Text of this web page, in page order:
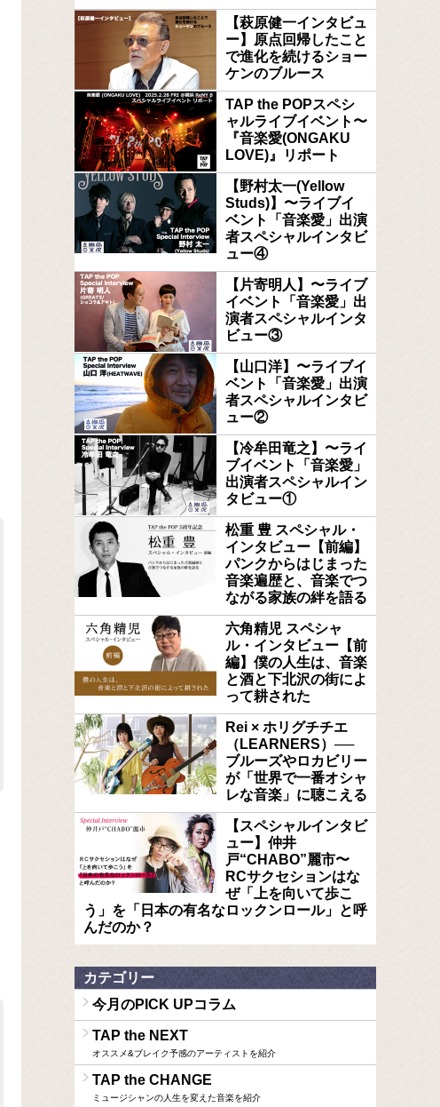
【萩原健一インタビュ
ー】原点回帰したこと
で進化を続けるショー
ケンのブルース
TAP the POPスペシ
ャルライブイベント〜
『音楽愛(ONGAKU
LOVE)』リポート
【野村太一(Yellow
Studs)】〜ライブイ
ベント「音楽愛」出演
者スペシャルインタビ
ュー④
【片寄明人】〜ライブ
イベント「音楽愛」出
演者スペシャルインタ
ビュー③
【山口洋】〜ライブイ
ベント「音楽愛」出演
者スペシャルインタビ
ュー②
【冷牟田竜之】〜ライ
ブイベント「音楽愛」
出演者スペシャルイン
タビュー①
松重 豊 スペシャル・
インタビュー【前編】
パンクからはじまった
音楽遍歴と、音楽でつ
ながる家族の絆を語る
六角精児 スペシャ
ル・インタビュー【前
編】僕の人生は、音楽
と酒と下北沢の街によ
って耕された
Rei × ホリグチチエ
（LEARNERS）──
ブルーズやロカビリー
が「世界で一番オシャ
レな音楽」に聴こえる
【スペシャルインタビ
ュー】仲井
戸“CHABO”麗市〜
RCサクセションはな
ぜ「上を向いて歩こ
う」を「日本の有名なロックンロール」と呼
んだのか？
カテゴリー
今月のPICK UPコラム
TAP the NEXT
オススメ&ブレイク予感のアーティストを紹介
TAP the CHANGE
ミュージシャンの人生を変えた音楽を紹介